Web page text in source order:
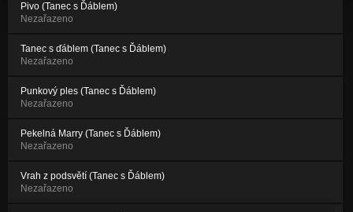
Pivo (Tanec s Ďáblem)
Nezařazeno
Tanec s ďáblem (Tanec s Ďáblem)
Nezařazeno
Punkový ples (Tanec s Ďáblem)
Nezařazeno
Pekelná Marry (Tanec s Ďáblem)
Nezařazeno
Vrah z podsvětí (Tanec s Ďáblem)
Nezařazeno